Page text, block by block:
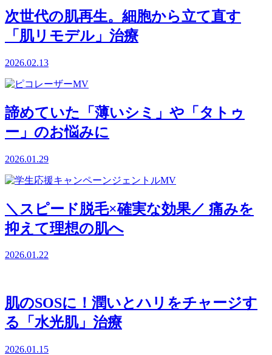
次世代の肌再生。細胞から立て直す
「肌リモデル」治療
2026.02.13
諦めていた「薄いシミ」や「タトゥ
ー」のお悩みに
2026.01.29
＼スピード脱毛×確実な効果／ 痛みを
抑えて理想の肌へ
2026.01.22
肌のSOSに！潤いとハリをチャージす
る「水光肌」治療
2026.01.15